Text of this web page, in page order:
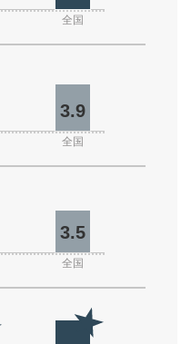
全国
3.9
全国
3.5
全国